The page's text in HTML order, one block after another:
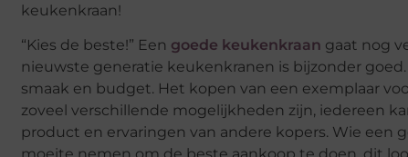
keukenkraan!
“Kies de beste!” Een goede keukenkraan gaat nog
nieuwste generatie keukenkranen is bijzonder
smaak en budget. Het kopen van een exemplaar
zoveel verschillende mogelijkheden zijn, iedereen
product en ervaringen van andere kopers. Wie een